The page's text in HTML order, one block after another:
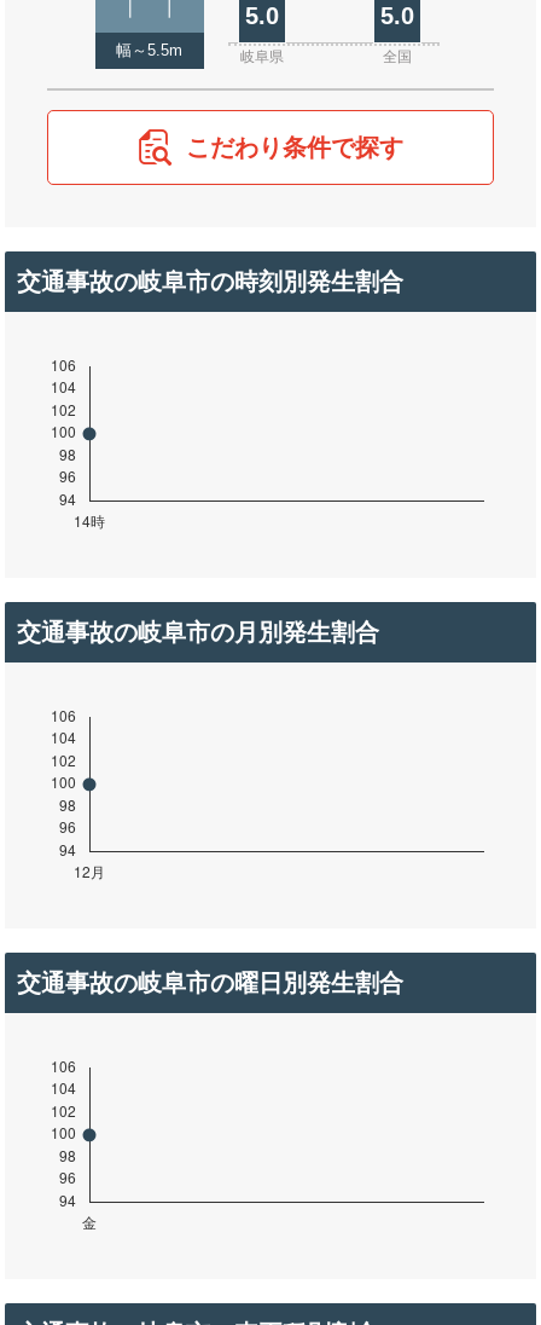
幅～5.5m
5.0 5.0
岐阜県 全国
こだわり条件で探す
交通事故の岐阜市の時刻別発生割合
交通事故の岐阜市の月別発生割合
交通事故の岐阜市の曜日別発生割合